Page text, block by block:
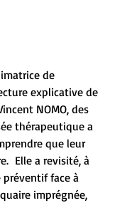
de
explicative de
NOMO, des
thérapeutique a
que leur
Elle a revisité, à
face à
imprégnée,